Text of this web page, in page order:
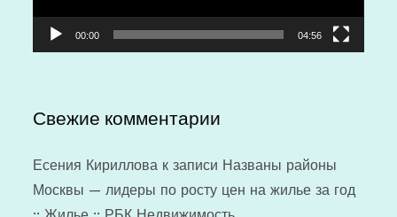
00:00 04:56
Свежие комментарии
Есения Кириллова к записи Названы районы
Москвы — лидеры по росту цен на жилье за год